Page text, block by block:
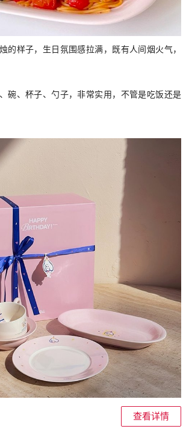
的样子，生日氛围感拉满，既有人间烟火气，
碗、杯子、勺子，非常实用，不管是吃饭还是
查看详情